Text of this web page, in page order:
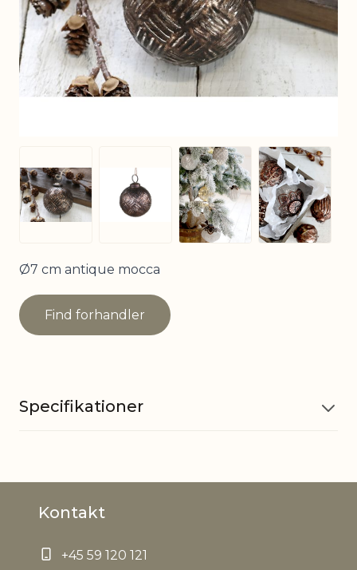
View larger imageView larger image
View larger image
View
Ø7 cm antique mocca
Find forhandler
Specifikationer
Materiale
EAN
Kontakt
+45 59 120 121